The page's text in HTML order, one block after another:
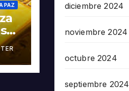
PAZ diciembre 2024
noviembre 2024
octubre 2024
septiembre 2024